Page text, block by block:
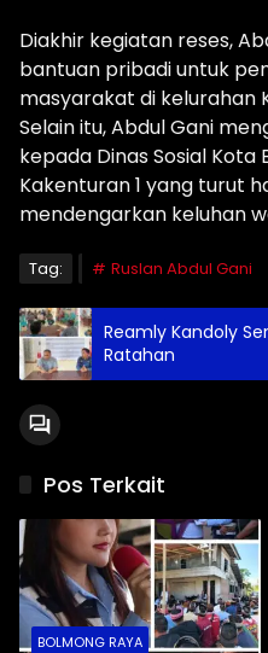
Diakhir kegiatan reses,
bantuan pribadi untuk
masyarakat di kelurahan
Selain itu, Abdul Gani
kepada Dinas Sosial Kota
Kakenturan 1 yang turut
mendengarkan keluhan
Tag: Ruslan Abdul Gani
Reamly Kandoly
Ratahan
Pos Terkait
BOLMONG RAYA